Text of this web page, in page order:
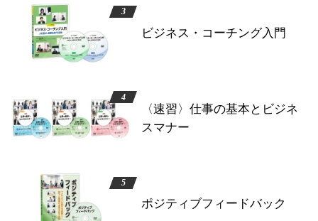
ビジネス・コーチング入門
〈速習〉仕事の基本とビジネ
スマナー
ポジティブフィードバック